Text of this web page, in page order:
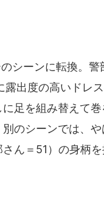
シーンに転換。警
露出度の高いドレ
足を組み替えて巻
のシーンでは、や
ん＝51）の身柄を